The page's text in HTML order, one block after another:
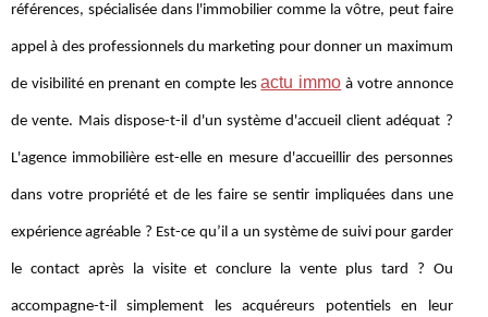
références, spécialisée dans l'immobilier comme la vôtre, peut faire
appel à des professionnels du marketing pour donner un maximum
de visibilité en prenant en compte lesactu immo à votre annonce
de vente. Mais dispose-t-il d'un système d'accueil client adéquat ?
L'agence immobilière est-elle en mesure d'accueillir des personnes
dans votre propriété et de les faire se sentir impliquées dans une
expérience agréable ? Est-ce qu’il a un système de suivi pour garder
le contact après la visite et conclure la vente plus tard ? Ou
accompagne-t-il simplement les acquéreurs potentiels en leur